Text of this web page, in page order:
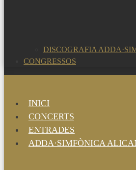
DISCOGRAFIA
CONGRESSOS
INICI
CONCERTS
ENTRADES
ADDA·SIMFÒNICA